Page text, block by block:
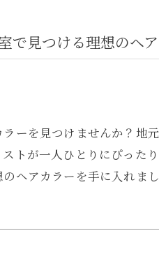
で見つける理想のヘ
ーを見つけませんか？
トが一人ひとりにぴっ
ヘアカラーを手に入れまし